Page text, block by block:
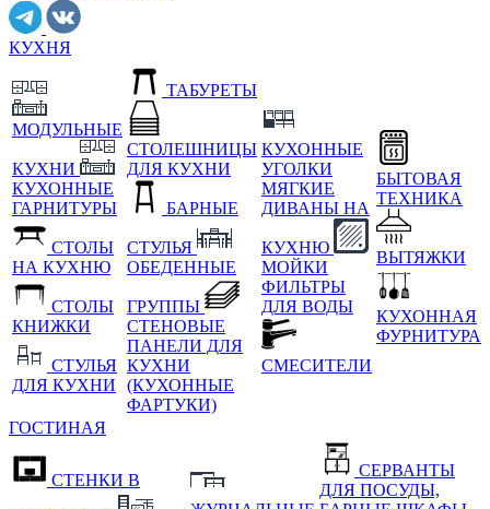
КУХНЯ
МОДУЛЬНЫЕ
КУХНИ
КУХОННЫЕ
ГАРНИТУРЫ
СТОЛЫ
НА КУХНЮ
СТОЛЫ
КНИЖКИ
СТУЛЬЯ
ДЛЯ КУХНИ
ТАБУРЕТЫ
СТОЛЕШНИЦЫ
ДЛЯ КУХНИ
БАРНЫЕ
СТУЛЬЯ
ОБЕДЕННЫЕ
ГРУППЫ
СТЕНОВЫЕ
ПАНЕЛИ ДЛЯ
КУХНИ
(КУХОННЫЕ
ФАРТУКИ)
КУХОННЫЕ
УГОЛКИ
МЯГКИЕ
ДИВАНЫ НА
КУХНЮ
МОЙКИ
ФИЛЬТРЫ
ДЛЯ ВОДЫ
СМЕСИТЕЛИ
БЫТОВАЯ
ТЕХНИКА
ВЫТЯЖКИ
КУХОННАЯ
ФУРНИТУРА
ГОСТИНАЯ
СТЕНКИ В
СЕРВАНТЫ
ДЛЯ ПОСУДЫ,